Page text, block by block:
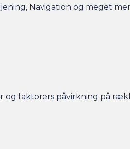
Navigation og meget
og faktorers påvirkning på
- så er bilen gjort klar, når